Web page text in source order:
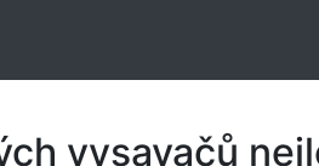
vysavačů